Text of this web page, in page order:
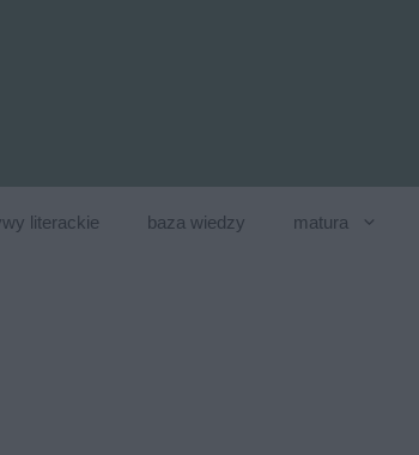
literackie baza wiedzy matura